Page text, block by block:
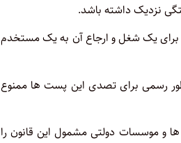
نزدیک داشته باشد.
برای یک شغل و ارجاع آن به یک مستخدم
رسمی برای تصدی این پست ها ممنوع
و موسسات دولتی مشمول این قانون را